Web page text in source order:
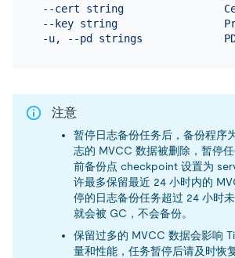
--cert string
--key string
注意
暂停日志备份任务后，备份程序
志的 MVCC 数据被删除，暂停
前备份点 checkpoint 设置为
许最多保留最近 24 小时内的
停的日志备份任务超过 24 小时
就会被 GC，不会备份。
保留过多的 MVCC 数据会影响
量和性能，任务暂停后请及时恢